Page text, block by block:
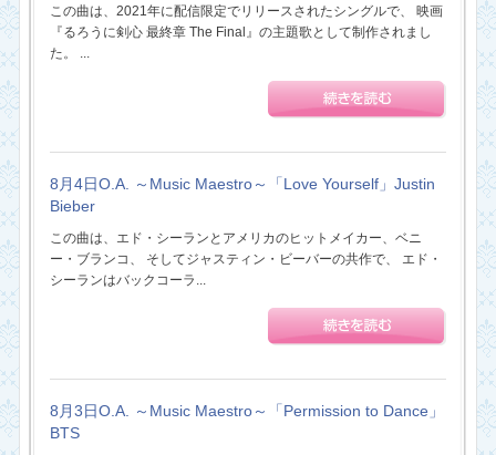
この曲は、2021年に配信限定でリリースされたシングルで、 映画
『るろうに剣心 最終章 The Final』の主題歌として制作されまし
た。 ...
8月4日O.A. ～Music Maestro～「Love Yourself」Justin
Bieber
この曲は、エド・シーランとアメリカのヒットメイカー、ベニ
ー・ブランコ、 そしてジャスティン・ビーバーの共作で、 エド・
シーランはバックコーラ...
8月3日O.A. ～Music Maestro～「Permission to Dance」
BTS